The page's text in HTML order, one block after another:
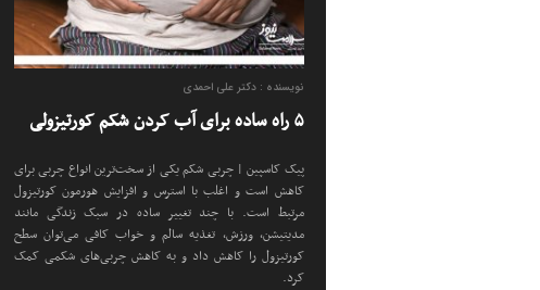
نویسنده : دکتر علی احمدی
۵ راه ساده برای آب کردن شکم کورتیزولی
پیک کاسپین | چربی شکم یکی از سخت‌ترین انواع چربی برای
کاهش است و اغلب با استرس و افزایش هورمون کورتیزول
مرتبط است. با چند تغییر ساده در سبک زندگی مانند
مدیتیشن، ورزش، تغذیه سالم و خواب کافی می‌توان سطح
کورتیزول را کاهش داد و به کاهش چربی‌های شکمی کمک
کرد.